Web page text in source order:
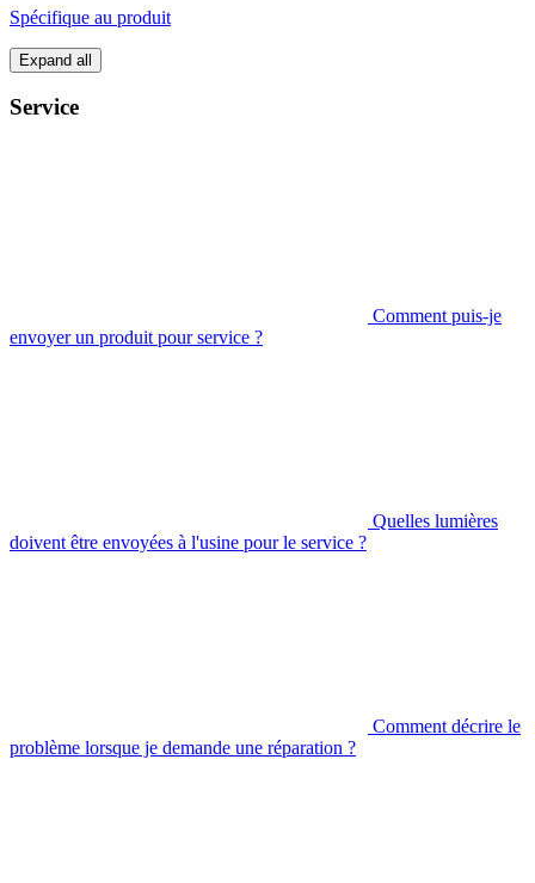
Spécifique au produit
Expand all
Service
Comment puis-je
envoyer un produit pour service ?
Quelles lumières
doivent être envoyées à l'usine pour le service ?
Comment décrire le
problème lorsque je demande une réparation ?